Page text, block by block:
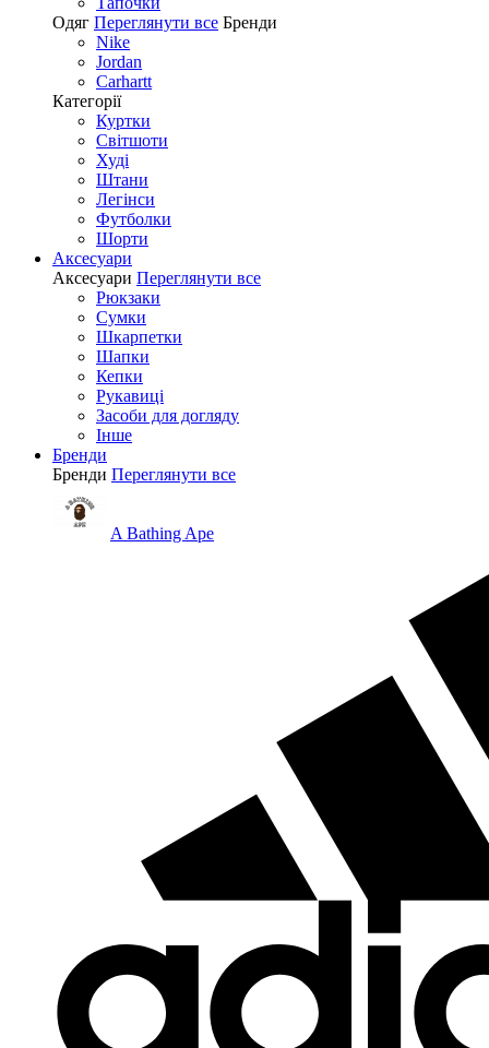
Одяг Переглянути все Бренди
Nike
Jordan
Carhartt
Категорії
Куртки
Світшоти
Худі
Штани
Легінси
Футболки
Шорти
Аксесуари
Аксесуари Переглянути все
Рюкзаки
Сумки
Шкарпетки
Шапки
Кепки
Рукавиці
Засоби для догляду
Інше
Бренди
Бренди Переглянути все
A Bathing Ape